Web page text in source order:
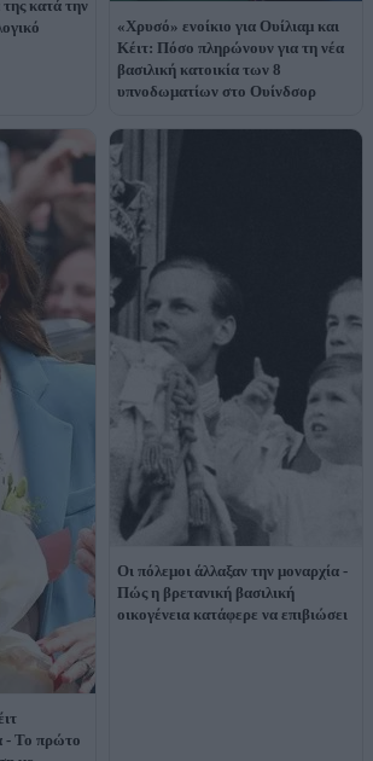
κατά την
«Χρυσό» ενοίκιο για Ουίλιαμ και
Κέιτ: Πόσο πληρώνουν για τη νέα
βασιλική κατοικία των 8
υπνοδωματίων στο Ουίνδσορ
- Το πρώτο
Οι πόλεμοι άλλαξαν την μοναρχία -
Πώς η βρετανική βασιλική
οικογένεια κατάφερε να επιβιώσει